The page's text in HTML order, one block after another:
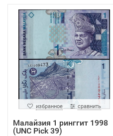
избранное сравнить
Малайзия 1 ринггит 1998
(UNC Pick 39)